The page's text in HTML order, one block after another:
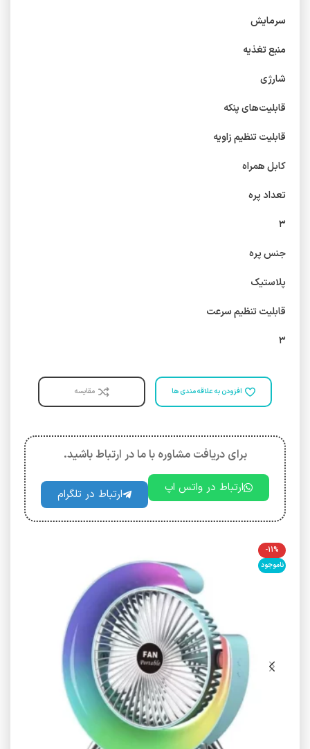
سرمایش
منبع تغذیه
شارژی
قابلیت‌های پنکه
قابلیت تنظیم زاویه
کابل همراه
تعداد پره
۳
جنس پره
پلاستیک
قابلیت تنظیم سرعت
۳
افزودن به علاقه مندی ها مقایسه
برای دریافت مشاوره با ما در ارتباط باشید.
ارتباط در واتس اپ ارتباط در تلگرام
-11%
ناموجود